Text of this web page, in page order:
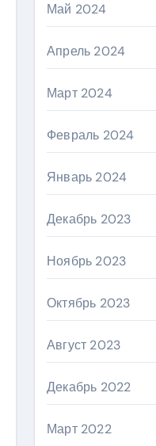
Май 2024
Апрель 2024
Март 2024
Февраль 2024
Январь 2024
Декабрь 2023
Ноябрь 2023
Октябрь 2023
Август 2023
Декабрь 2022
Март 2022